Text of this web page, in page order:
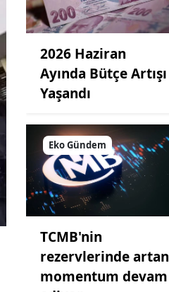
2026 Haziran
Ayında Bütçe Artışı
Yaşandı
Eko Gündem
TCMB'nin
rezervlerinde artan
momentum devam